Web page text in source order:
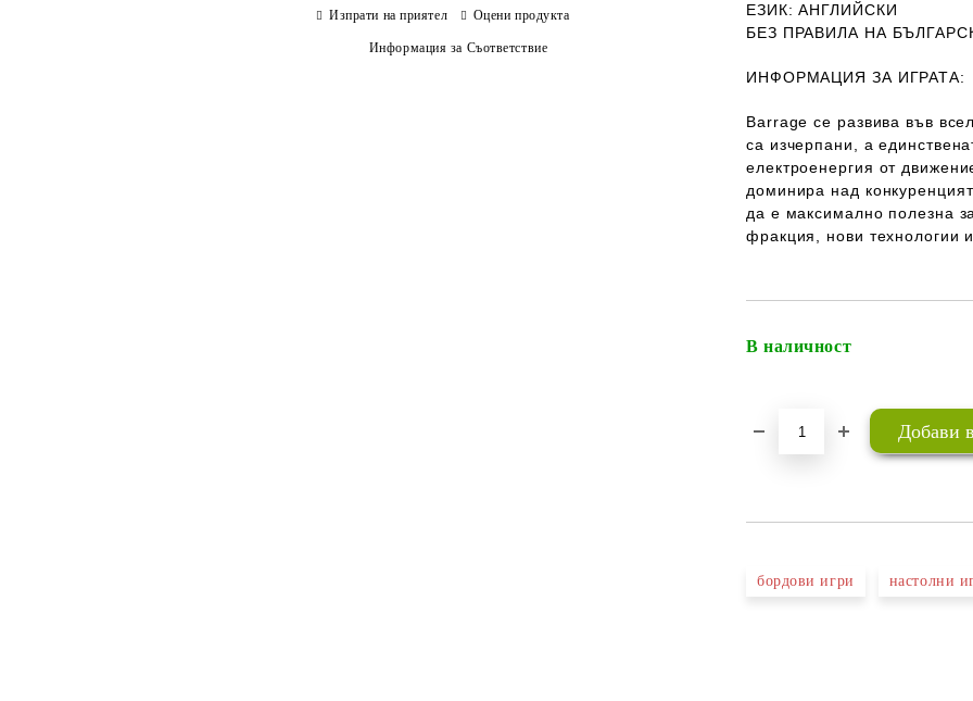
ЕЗИК: АНГЛИЙСКИ
БЕЗ ПРАВИЛА НА
ИНФОРМАЦИЯ ЗА ИГРАТА:
Barrage се развива във
са изчерпани, а
електроенергия от
доминира над
да е максимално полезна
фракция, нови технологии
В наличност
бордови игри настолни
Изпрати на приятел Оцени продукта
Информация за Съответствие